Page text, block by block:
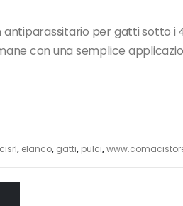
per gatti sotto i
con una semplice
, elanco, gatti, pulci,